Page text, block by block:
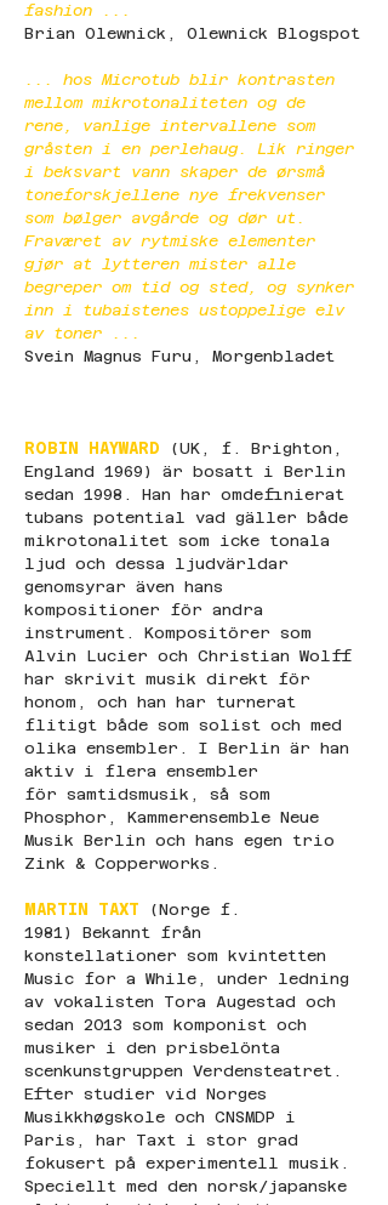
fashion ...
Brian Olewnick, Olewnick Blogspot
... hos Microtub blir kontrasten
mellom mikrotonaliteten og de
rene, vanlige intervallene som
gråsten i en perlehaug. Lik ringer
i beksvart vann skaper de ørsmå
toneforskjellene nye frekvenser
som bølger avgårde og dør ut.
Fraværet av rytmiske elementer
gjør at lytteren mister alle
begreper om tid og sted, og synker
inn i tubaistenes ustoppelige elv
av toner ...
Svein Magnus Furu, Morgenbladet
ROBIN HAYWARD (UK, f. Brighton,
England 1969) är bosatt i Berlin
sedan 1998. Han har omdefinierat
tubans potential vad gäller både
mikrotonalitet som icke tonala
ljud och dessa ljudvärldar
genomsyrar även hans
kompositioner för andra
instrument. Kompositörer som
Alvin Lucier och Christian Wolff
har skrivit musik direkt för
honom, och han har turnerat
flitigt både som solist och med
olika ensembler. I Berlin är han
aktiv i flera ensembler
för samtidsmusik, så som
Phosphor, Kammerensemble Neue
Musik Berlin och hans egen trio
Zink & Copperworks.
MARTIN TAXT (Norge f.
1981) Bekannt från
konstellationer som kvintetten
Music for a While, under ledning
av vokalisten Tora Augestad och
sedan 2013 som komponist och
musiker i den prisbelönta
scenkunstgruppen Verdensteatret.
Efter studier vid Norges
Musikkhøgskole och CNSMDP i
Paris, har Taxt i stor grad
fokusert på experimentell musik.
Speciellt med den norsk/japanske